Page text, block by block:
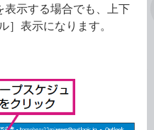
示する場合でも、上下
］表示になります。